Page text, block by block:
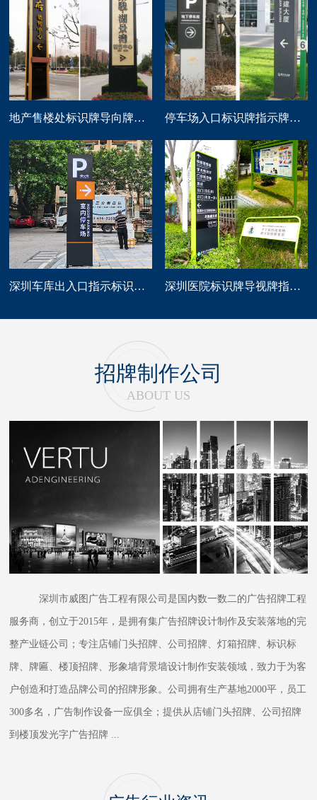
地产售楼处标识牌导向牌精神堡垒制作 停车场入口标识牌指示牌导向牌定做
深圳车库出入口指示标识牌制作 深圳医院标识牌导视牌指示路牌设计制作
招牌制作公司
ABOUT US
深圳市威图广告工程有限公司是国内数一数二的广告招牌工程
服务商，创立于2015年，是拥有集广告招牌设计制作及安装落地的完
整产业链公司；专注店铺门头招牌、公司招牌、灯箱招牌、标识标
牌、牌匾、楼顶招牌、形象墙背景墙设计制作安装领域，致力于为客
户创造和打造品牌公司的招牌形象。公司拥有生产基地2000平，员工
300多名，广告制作设备一应俱全；提供从店铺门头招牌、公司招牌
到楼顶发光字广告招牌